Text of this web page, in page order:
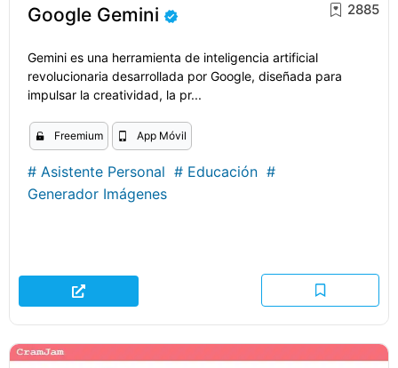
Google Gemini 2885
Gemini es una herramienta de inteligencia artificial
revolucionaria desarrollada por Google, diseñada para
impulsar la creatividad, la pr...
Freemium App Móvil
# Asistente Personal # Educación #
Generador Imágenes